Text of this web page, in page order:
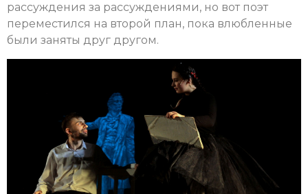
рассуждения за рассуждениями, но вот поэт
переместился на второй план, пока влюбленные
были заняты друг другом.